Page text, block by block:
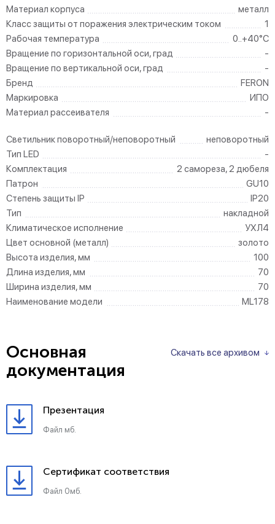
Материал корпуса
металл
Класс защиты от поражения электрическим током
1
Рабочая температура
0..+40°C
Вращение по горизонтальной оси, град
-
Вращение по вертикальной оси, град
-
Бренд
FERON
Маркировка
ИПО
Материал рассеивателя
-
Светильник поворотный/неповоротный
неповоротный
Тип LED
-
Комплектация
2 самореза, 2 дюбеля
Патрон
GU10
Степень защиты IP
IP20
Тип
накладной
Климатическое исполнение
УХЛ4
Цвет основной (металл)
золото
Высота изделия, мм
100
Длина изделия, мм
70
Ширина изделия, мм
70
Наименование модели
ML178
Скачать все архивом
Основная
документация
Презентация
Файл мб.
Сертификат соответствия
Файл 0мб.